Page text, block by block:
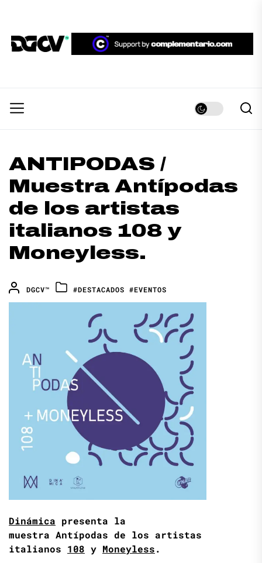
the
content
DGCV™
ANTIPODAS /
Muestra Antípodas
de los artistas
italianos 108 y
Moneyless.
DGCV™ #DESTACADOS #EVENTOS
Dinámica presenta la
muestra Antípodas de los artistas
italianos 108 y Moneyless.